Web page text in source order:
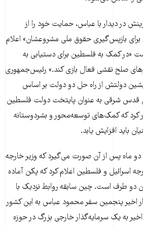
در دیدار با عباس، حمایت خود را از
بازپس‌گیری حقوق ملی مشروعشان» اعلام
«در کمک به فلسطین برای دستیابی به
صلح نقشی فعال بازی کند.» رئیس‌جمهوری
دولتش از راه حل دو دولت بر اساس
۱۹۶۷ و تعیین قدس شرقی به عنوان پایتخت دولت فلسطین
کرد که کمک‌های توسعه‌محور و بشردوستانه
باید افزایش یابد.
ماه پس از آن صورت می‌گیرد که وزیر خارجه
اسرائیل و فلسطین اعلام کرد که پکن آماده
دو طرف است. چین سابقه روابط نزدیک با
اخیر پنجمین سفر محمود عباس به این کشور
به یک سرمایه‌گذار خارجی بزرگ در حوزه